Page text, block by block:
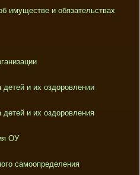
имуществе и обязательствах
и их оздоровлении
и их оздоровления
ОУ
самоопределения